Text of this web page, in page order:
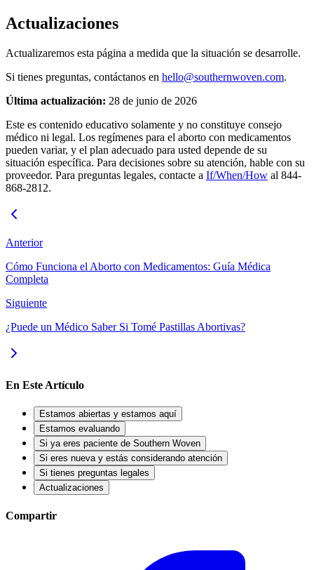
Actualizaciones
Actualizaremos esta página a medida que la situación se desarrolle.
Si tienes preguntas, contáctanos en hello@southernwoven.com.
Última actualización: 28 de junio de 2026
Este es contenido educativo solamente y no constituye consejo
médico ni legal. Los regímenes para el aborto con medicamentos
pueden variar, y el plan adecuado para usted depende de su
situación específica. Para decisiones sobre su atención, hable con su
proveedor. Para preguntas legales, contacte a If/When/How al 844-
868-2812.
Anterior
Cómo Funciona el Aborto con Medicamentos: Guía Médica
Completa
Siguiente
¿Puede un Médico Saber Si Tomé Pastillas Abortivas?
En Este Artículo
Estamos abiertas y estamos aquí
Estamos evaluando
Si ya eres paciente de Southern Woven
Si eres nueva y estás considerando atención
Si tienes preguntas legales
Actualizaciones
Compartir